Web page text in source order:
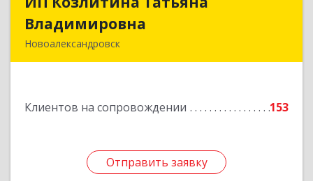
Владимировна
Новоалександровск
Клиентов на сопровождении 153
Отправить заявку
Подробнее
Отправить заявку